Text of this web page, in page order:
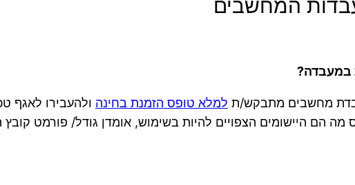
המחשבים
במעבדה?
מחשבים מתבקש/ת למלא טופס הזמנת בחינה ולהעבירו לאגף
מה הם היישומים הצפויים להיות בשימוש, אומדן גודל/ פורמט